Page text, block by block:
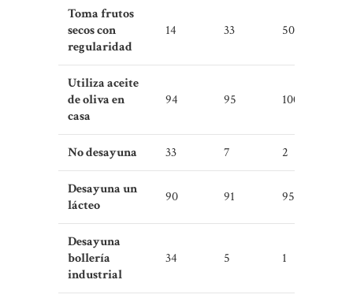
Toma frutos
secos con
regularidad
14 33 50
Utiliza aceite
de oliva en
casa
94 95 100
No desayuna 33 7 2
Desayuna un
lácteo
90 91 95
Desayuna
bollería
industrial
34 5 1